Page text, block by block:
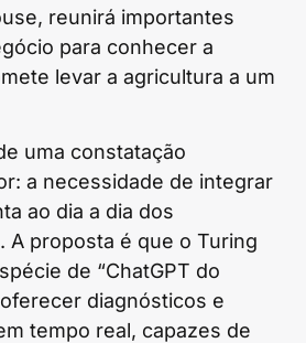
reunirá importantes
para conhecer a
levar a agricultura a um
uma constatação
a necessidade de integrar
ao dia a dia dos
A proposta é que o Turing
de “ChatGPT do
diagnósticos e
tempo real, capazes de